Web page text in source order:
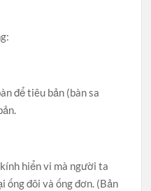
để tiêu bản (bàn sa
hiển vi mà người ta
ống đôi và ống đơn. (Bản